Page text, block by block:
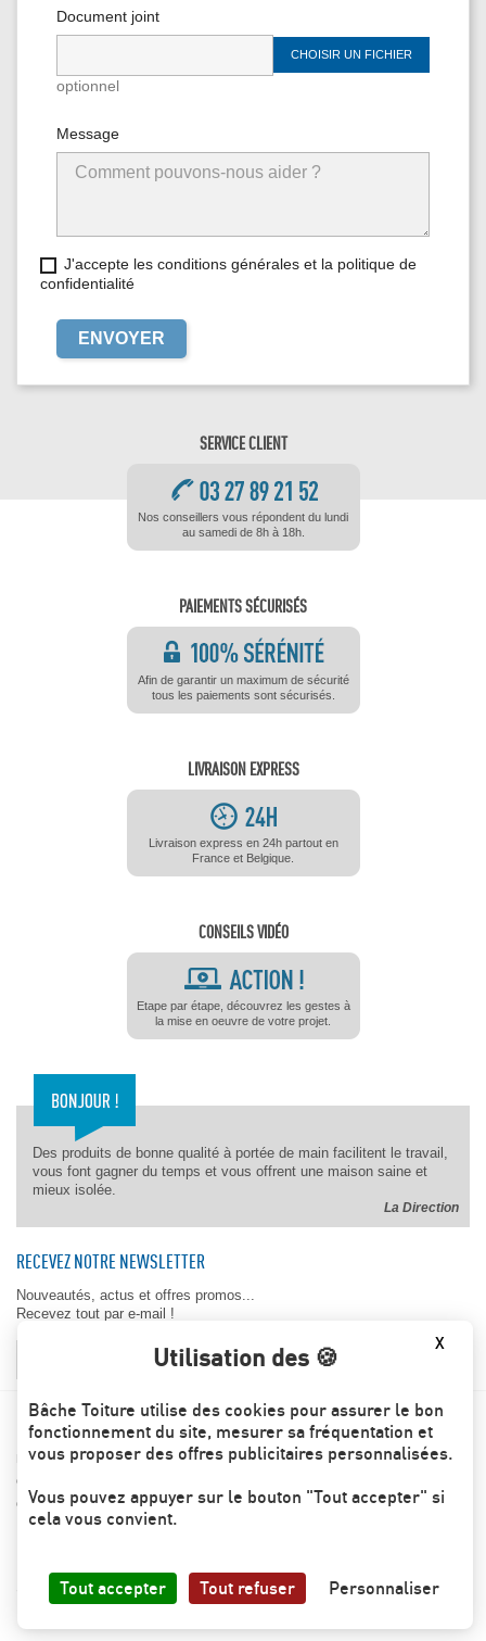
Document joint
CHOISIR UN FICHIER
optionnel
Message
J'accepte les conditions générales et la politique de
confidentialité
SERVICE CLIENT
Nos conseillers vous répondent du lundi
au samedi de 8h à 18h.
PAIEMENTS SÉCURISÉS
Afin de garantir un maximum de sécurité
tous les paiements sont sécurisés.
LIVRAISON EXPRESS
Livraison express en 24h partout en
France et Belgique.
CONSEILS VIDÉO
Etape par étape, découvrez les gestes à
la mise en oeuvre de votre projet.
Des produits de bonne qualité à portée de main facilitent le travail,
vous font gagner du temps et vous offrent une maison saine et
mieux isolée.
La Direction
RECEVEZ NOTRE NEWSLETTER
Nouveautés, actus et offres promos...
Recevez tout par e-mail !
BACHE-TOITURE.COM
Les engagements Bâche toiture
Conditions générales de ventes
Contactez-nous
X
Utilisation des 🍪
Bâche Toiture utilise des cookies pour assurer le bon
fonctionnement du site, mesurer sa fréquentation et
vous proposer des offres publicitaires personnalisées.
Vous pouvez appuyer sur le bouton "Tout accepter" si
cela vous convient.
Tout accepter Tout refuser Personnaliser